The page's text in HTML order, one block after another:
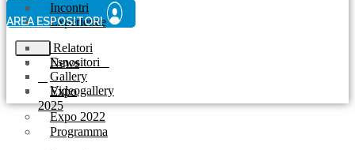
Incontri
Experience
Relatori
Espositori
Gallery
Videogallery
Expo 2022
AREA ESPOSITORI
News
Expo
2025
Programma